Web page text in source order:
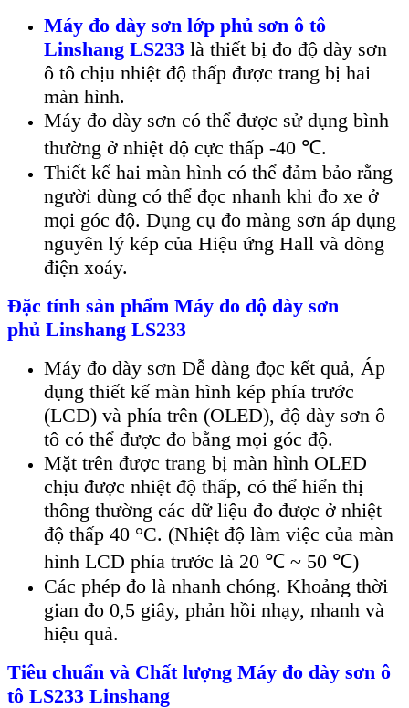
Máy đo dày sơn lớp phủ sơn ô tô
Linshang LS233 là thiết bị đo độ dày sơn
ô tô chịu nhiệt độ thấp được trang bị hai
màn hình.
Máy đo dày sơn có thể được sử dụng bình
thường ở nhiệt độ cực thấp -40 ℃.
Thiết kế hai màn hình có thể đảm bảo rằng
người dùng có thể đọc nhanh khi đo xe ở
mọi góc độ. Dụng cụ đo màng sơn áp dụng
nguyên lý kép của Hiệu ứng Hall và dòng
điện xoáy.
Đặc tính sản phẩm Máy đo độ dày sơn
phủ Linshang LS233
Máy đo dày sơn Dễ dàng đọc kết quả, Áp
dụng thiết kế màn hình kép phía trước
(LCD) và phía trên (OLED), độ dày sơn ô
tô có thể được đo bằng mọi góc độ.
Mặt trên được trang bị màn hình OLED
chịu được nhiệt độ thấp, có thể hiển thị
thông thường các dữ liệu đo được ở nhiệt
độ thấp 40 °C. (Nhiệt độ làm việc của màn
hình LCD phía trước là 20 ℃ ~ 50 ℃)
Các phép đo là nhanh chóng. Khoảng thời
gian đo 0,5 giây, phản hồi nhạy, nhanh và
hiệu quả.
Tiêu chuẩn và Chất lượng Máy đo dày sơn ô
tô LS233 Linshang